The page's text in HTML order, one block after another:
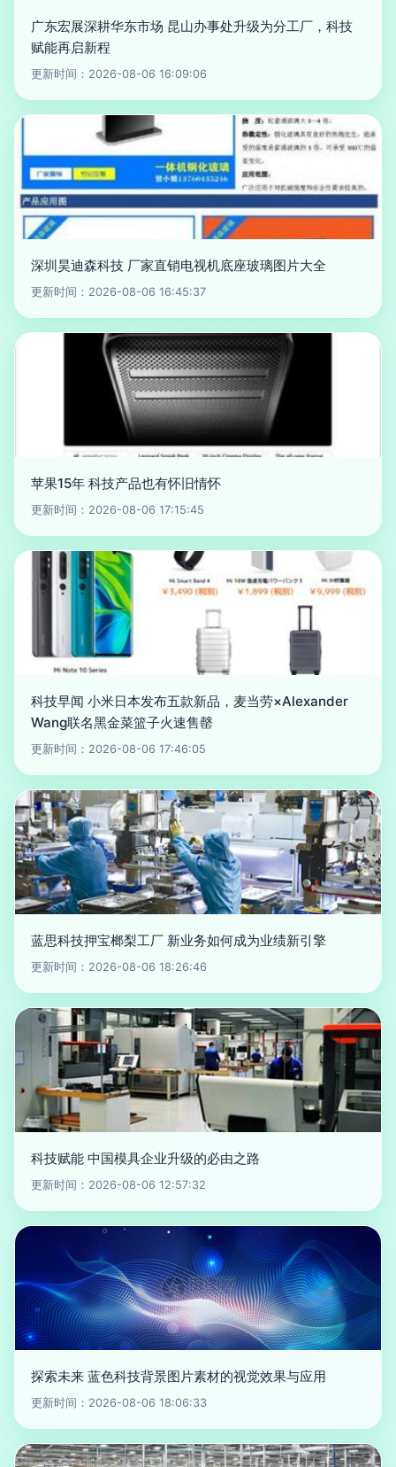
广东宏展深耕华东市场 昆山办事处升级为分工厂，科技
赋能再启新程
更新时间：2026-08-06 16:09:06
深圳昊迪森科技 厂家直销电视机底座玻璃图片大全
更新时间：2026-08-06 16:45:37
苹果15年 科技产品也有怀旧情怀
更新时间：2026-08-06 17:15:45
科技早闻 小米日本发布五款新品，麦当劳×Alexander
Wang联名黑金菜篮子火速售罄
更新时间：2026-08-06 17:46:05
蓝思科技押宝榔梨工厂 新业务如何成为业绩新引擎
更新时间：2026-08-06 18:26:46
科技赋能 中国模具企业升级的必由之路
更新时间：2026-08-06 12:57:32
探索未来 蓝色科技背景图片素材的视觉效果与应用
更新时间：2026-08-06 18:06:33